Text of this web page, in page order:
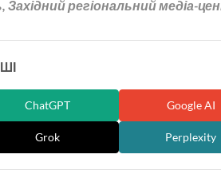
Західний регіональний медіа-
ChatGPT Google AI
Grok Perplexity